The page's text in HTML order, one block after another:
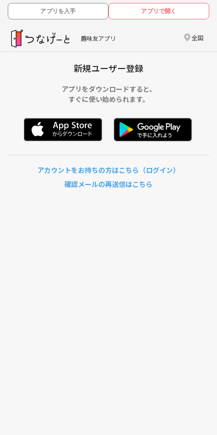
アプリを入手 アプリで開く
趣味友アプリ 全国
新規ユーザー登録
アプリをダウンロードすると、
すぐに使い始められます。
アカウントをお持ちの方はこちら（ログイン）
確認メールの再送信はこちら